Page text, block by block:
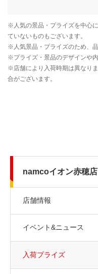
namcoイオン赤穂店
店舗情報
イベント&ニュース
入荷プライズ